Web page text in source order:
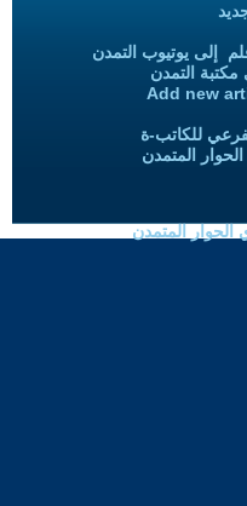
إلى يوتيوب التمدن
التمدن
Add new
للكاتب-ة
المتمدن
الحوار المتمدن